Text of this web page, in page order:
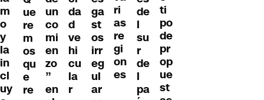
m
o
y
la
in
cl
uy
ue
re
m
os
qu
e
re
un
co
mi
en
zo
”
en
da
d
ve
hi
cu
la
r
ga
st
os
irr
eg
ul
ar
ri
as
re
gi
on
es
de
l
su
r
de
l
pa
ti
po
de
pr
op
ue
st